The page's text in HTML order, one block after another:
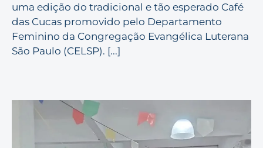
uma edição do tradicional e tão esperado Café
das Cucas promovido pelo Departamento
Feminino da Congregação Evangélica Luterana
São Paulo (CELSP). [...]